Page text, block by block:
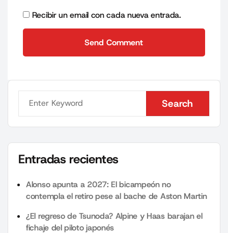
Recibir un email con cada nueva entrada.
Send Comment
Search
Search
Entradas recientes
Alonso apunta a 2027: El bicampeón no
contempla el retiro pese al bache de Aston Martin
¿El regreso de Tsunoda? Alpine y Haas barajan el
fichaje del piloto japonés